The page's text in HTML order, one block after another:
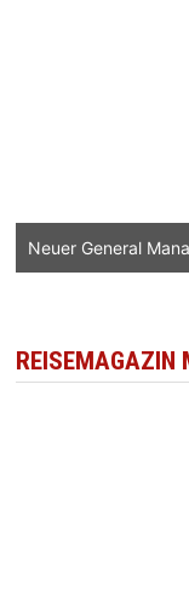
Neuer General
REISEMAGAZIN